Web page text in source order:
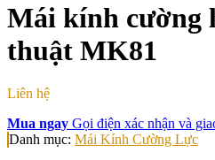
Mái kính cường
thuật MK81
Liên hệ
Mua ngay Gọi điện xác nhận và
Danh mục: Mái Kính Cường Lực